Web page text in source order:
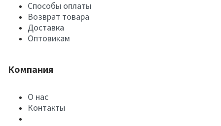
Способы оплаты
Возврат товара
Доставка
Оптовикам
Компания
О нас
Контакты